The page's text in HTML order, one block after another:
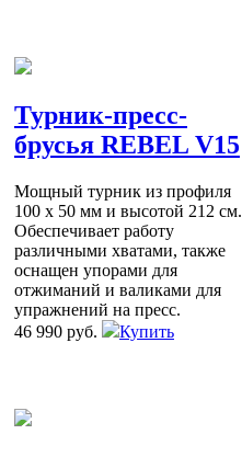
Турник-пресс-
брусья REBEL V15
Мощный турник из профиля
100 х 50 мм и высотой 212 см.
Обеспечивает работу
различными хватами, также
оснащен упорами для
отжиманий и валиками для
упражнений на пресс.
46 990 руб.
Купить